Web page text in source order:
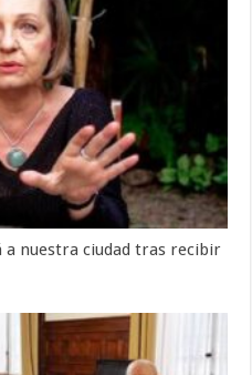
nuestra ciudad tras recibir